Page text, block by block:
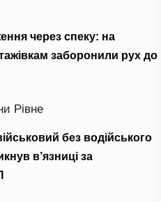
через спеку: на
заборонили рух до
Рівне
без водійського
в’язниці за